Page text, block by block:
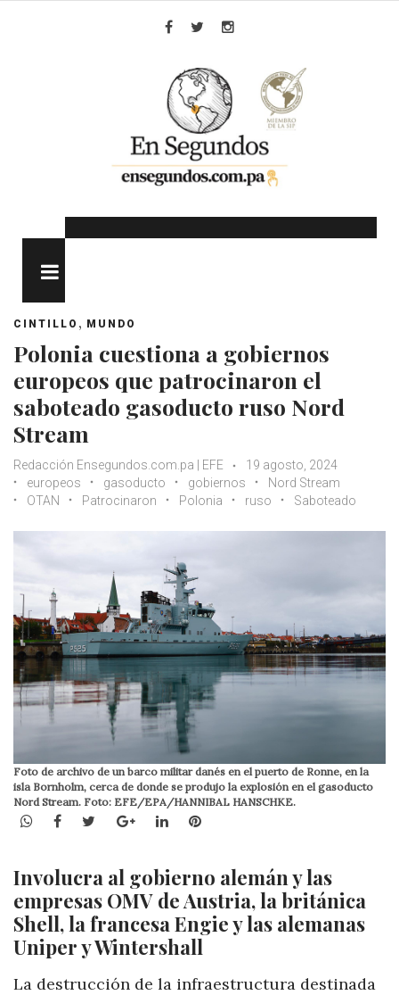
CINTILLO , MUNDO
Polonia cuestiona a gobiernos
europeos que patrocinaron el
saboteado gasoducto ruso Nord
Stream
Redacción Ensegundos.com.pa | EFE
19 agosto, 2024
europeos
gasoducto gobiernos
Nord Stream
OTAN
Patrocinaron Polonia ruso Saboteado
Foto de archivo de un barco militar danés en el puerto de Ronne, en la
isla Bornholm, cerca de donde se produjo la explosión en el gasoducto
Nord Stream. Foto: EFE/EPA/HANNIBAL HANSCHKE.
WhatsApp
Facebook
TwitterGoogle+LinkedInPinterest
Involucra al gobierno alemán y las
empresas OMV de Austria, la británica
Shell, la francesa Engie y las alemanas
Uniper y Wintershall
La destrucción de la infraestructura destinada